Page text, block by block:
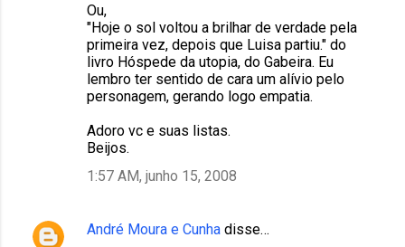
Ou,
"Hoje o sol voltou a brilhar de verdade pela
primeira vez, depois que Luisa partiu." do
livro Hóspede da utopia, do Gabeira. Eu
lembro ter sentido de cara um alívio pelo
personagem, gerando logo empatia.
Adoro vc e suas listas.
Beijos.
1:57 AM, junho 15, 2008
André Moura e Cunha disse…